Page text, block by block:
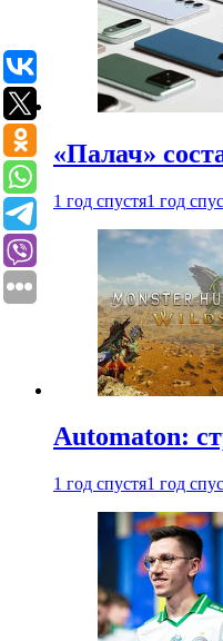
«Палач»
1 год спустя1 год
Automaton:
1 год спустя1 год